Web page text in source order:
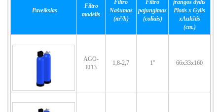
Paveikslas
Filtro
modelis
Filtro
Našumas
(m³/h)
Filtro
pajungimas
(coliais)
įrangos dydis
Plotis x Gylis
xAukštis
(cm.)
AGO-
EI13
1,8-2,7 1'' 66x33x160